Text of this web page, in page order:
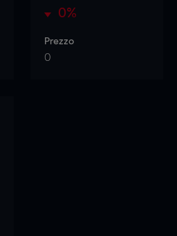
0%
Prezzo
0